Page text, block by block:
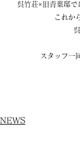
呉竹荘×旧青葉邸で
これか
スタッフ一
NEWS